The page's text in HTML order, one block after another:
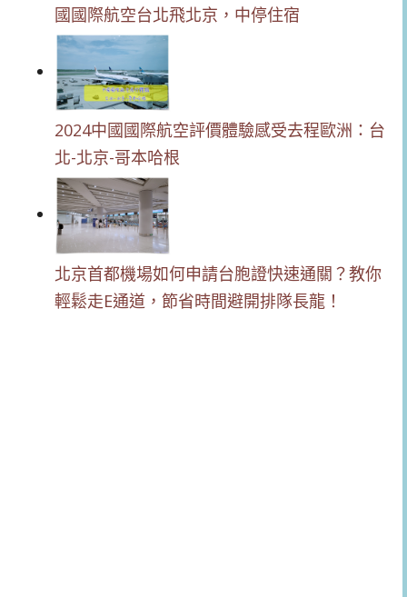
國國際航空台北飛北京，中停住宿
2024中國國際航空評價體驗感受去程歐洲：台
北-北京-哥本哈根
北京首都機場如何申請台胞證快速通關？教你
輕鬆走E通道，節省時間避開排隊長龍！